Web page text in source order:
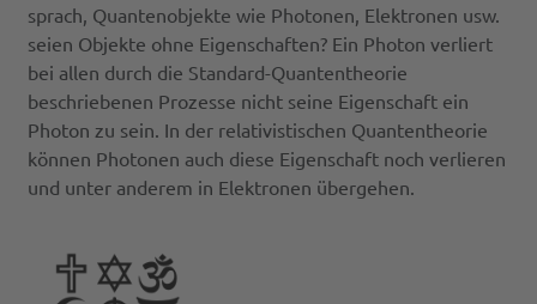
sprach, Quantenobjekte wie Photonen, Elektronen usw.
seien Objekte ohne Eigenschaften? Ein Photon verliert
bei allen durch die Standard-Quantentheorie
beschriebenen Prozesse nicht seine Eigenschaft ein
Photon zu sein. In der relativistischen Quantentheorie
können Photonen auch diese Eigenschaft noch verlieren
und unter anderem in Elektronen übergehen.